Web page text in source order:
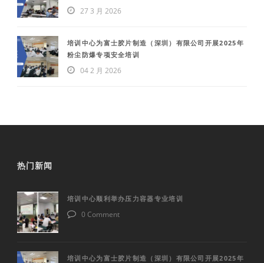
27 3 月 2026
培训中心为富士胶片制造（深圳）有限公司开展2025年
粉尘防爆专项安全培训
04 2 月 2026
热门新闻
培训中心顺利举办压力容器专业培训
0 Comment
培训中心为富士胶片制造（深圳）有限公司开展2025年